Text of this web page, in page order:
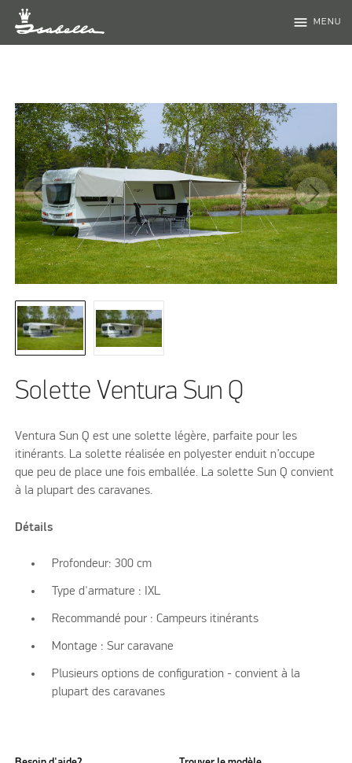
menu MENU
Solette Ventura Sun Q
Ventura Sun Q est une solette légère, parfaite pour les
itinérants. La solette réalisée en polyester enduit n’occupe
que peu de place une fois emballée. La solette Sun Q convient
à la plupart des caravanes.
Détails
Profondeur: 300 cm
Type d'armature : IXL
Recommandé pour : Campeurs itinérants
Montage : Sur caravane
Plusieurs options de configuration - convient à la
plupart des caravanes